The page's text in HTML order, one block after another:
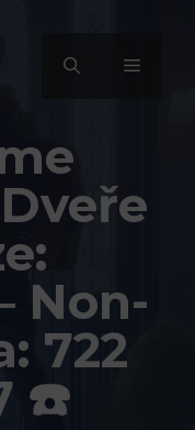
MENU
Non-
722
☎️